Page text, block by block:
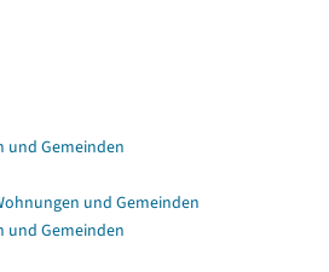
und Gemeinden
und Gemeinden
und Gemeinden